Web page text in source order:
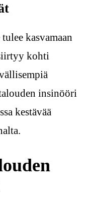
kasvamaan
kohti
insinööri
kestävää